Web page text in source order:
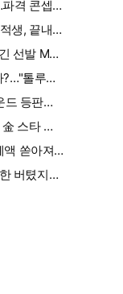
많이 만들
격 콘셉트
생, 끝내 2
도 엔트리
선발 ML
美 도전
톨루카,
"→美 현지
드 등판
잠시 사라
스타 항
발언 "아
있어"
쏟아져
→간이식
버텼지만